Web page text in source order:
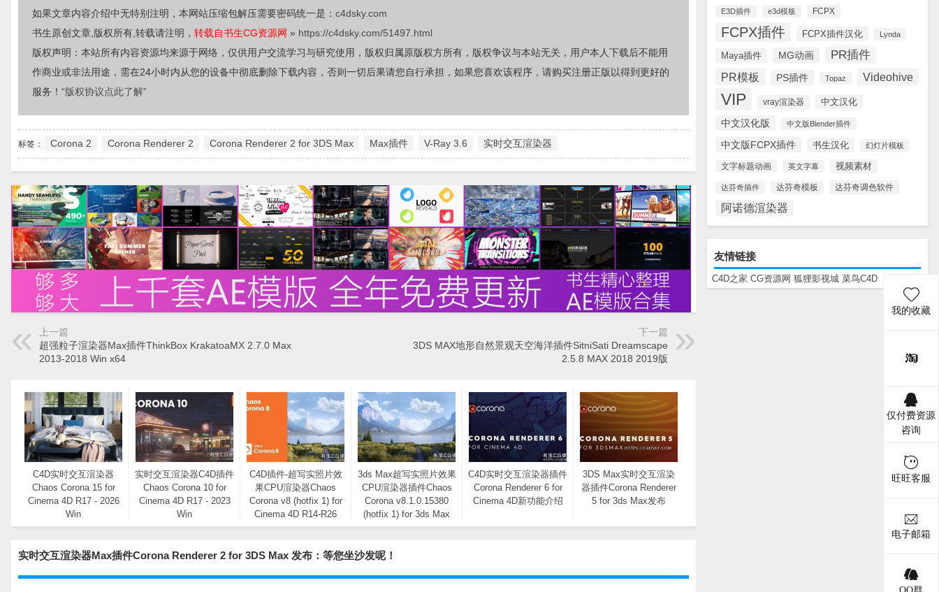
E3D插件 e3d模板 FCPX
FCPX插件 FCPX插件汉化 Lynda
Maya插件 MG动画 PR插件
PR模板 PS插件 Topaz Videohive
VIP vray渲染器 中文汉化
中文汉化版 中文版Blender插件
中文版FCPX插件 书生汉化 幻灯片模板
文字标题动画 英文字幕 视频素材
达芬奇插件 达芬奇模板 达芬奇调色软件
阿诺德渲染器
友情链接
C4D之家 CG资源网 狐狸影视城 菜鸟C4D
如果文章内容介绍中无特别注明，本网站压缩包解压需要密码统一是： c4dsky.com
书生原创文章,版权所有,转载请注明， 转载自书生CG资源网 » https://c4dsky.com/51497.html
版权声明：本站所有内容资源均来源于网络，仅供用户交流学习与研究使用，版权归属原版权方所有，版权争议与本站无关，用户本人下载后不能用
作商业或非法用途，需在24小时内从您的设备中彻底删除下载内容，否则一切后果请您自行承担，如果您喜欢该程序，请购买注册正版以得到更好的
服务！ “版权协议点此了解”
标签： Corona 2 Corona Renderer 2 Corona Renderer 2 for 3DS Max Max插件 V-Ray 3.6 实时交互渲染器
上一篇
超强粒子渲染器Max插件ThinkBox KrakatoaMX 2.7.0 Max
2013-2018 Win x64
下一篇
3DS MAX地形自然景观天空海洋插件SitniSati Dreamscape
2.5.8 MAX 2018 2019版
C4D实时交互渲染器
Chaos Corona 15 for
Cinema 4D R17 - 2026
Win
实时交互渲染器C4D插件
Chaos Corona 10 for
Cinema 4D R17 - 2023
Win
C4D插件-超写实照片效
果CPU渲染器Chaos
Corona v8 (hotfix 1) for
Cinema 4D R14-R26
Win
3ds Max超写实照片效果
CPU渲染器插件Chaos
Corona v8.1.0.15380
(hotfix 1) for 3ds Max
2014-2023
C4D实时交互渲染器插件
Corona Renderer 6 for
Cinema 4D新功能介绍
3DS Max实时交互渲染
器插件Corona Renderer
5 for 3ds Max发布
实时交互渲染器Max插件Corona Renderer 2 for 3DS Max 发布：等您坐沙发呢！
我的收藏
仅付费资源
咨询
旺旺客服
电子邮箱